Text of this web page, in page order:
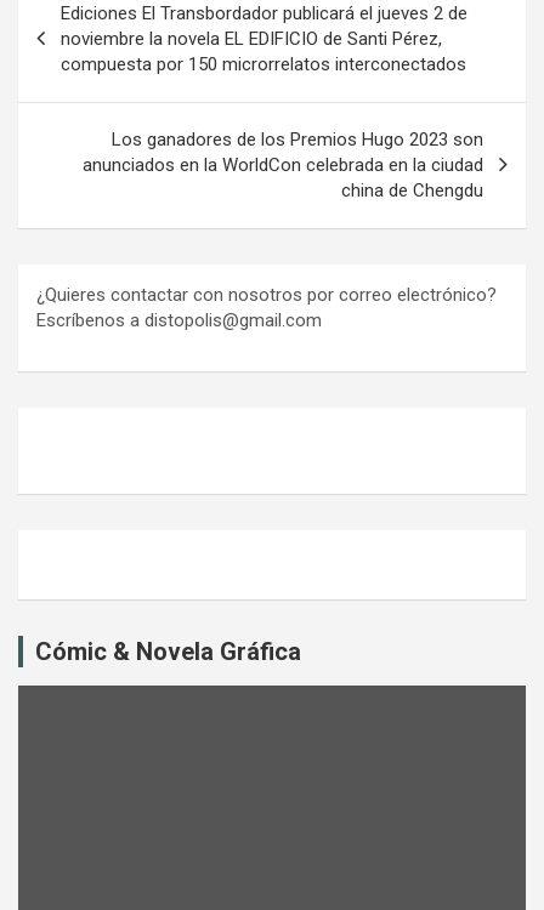
de
entradas
Ediciones El Transbordador publicará el jueves 2 de
noviembre la novela EL EDIFICIO de Santi Pérez,
compuesta por 150 microrrelatos interconectados
Los ganadores de los Premios Hugo 2023 son
anunciados en la WorldCon celebrada en la ciudad
china de Chengdu
¿Quieres contactar con nosotros por correo electrónico?
Escríbenos a distopolis@gmail.com
Cómic & Novela Gráfica